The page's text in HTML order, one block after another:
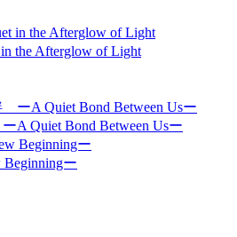
the Afterglow of Light
Quiet Bond Between Usー
ー